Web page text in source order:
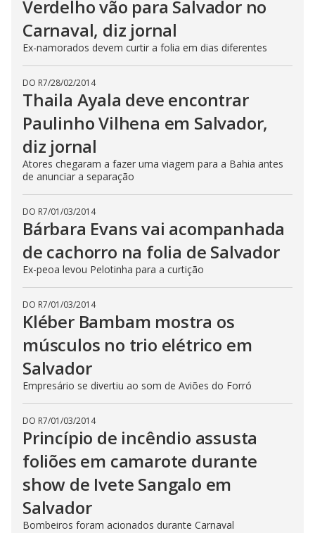
Verdelho vão para Salvador no
Carnaval, diz jornal
Ex-namorados devem curtir a folia em dias diferentes
DO R7/28/02/2014
Thaila Ayala deve encontrar
Paulinho Vilhena em Salvador,
diz jornal
Atores chegaram a fazer uma viagem para a Bahia antes
de anunciar a separação
DO R7/01/03/2014
Bárbara Evans vai acompanhada
de cachorro na folia de Salvador
Ex-peoa levou Pelotinha para a curtição
DO R7/01/03/2014
Kléber Bambam mostra os
músculos no trio elétrico em
Salvador
Empresário se divertiu ao som de Aviões do Forró
DO R7/01/03/2014
Princípio de incêndio assusta
foliões em camarote durante
show de Ivete Sangalo em
Salvador
Bombeiros foram acionados durante Carnaval